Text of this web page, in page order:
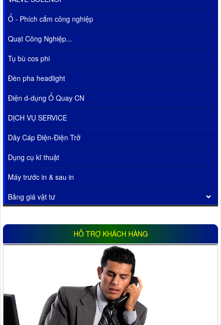
Ổ - Phích cắm công nghiệp
Quạt Công Nghiệp...
Tụ bù cos phi
Đèn pha headlight
Điện d-dụng Ổ Quay CN
DỊCH VỤ SERVICE
Dây Cáp Điện-Điện Trở
Dụng cụ kĩ thuật
Máy trước in & sau in
Bảng giá vật tư
HỖ TRỢ KHÁCH HÀNG